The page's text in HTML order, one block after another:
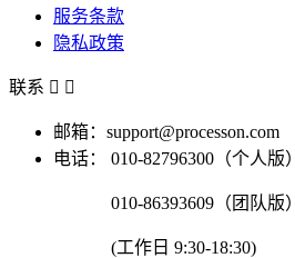
服务条款
隐私政策
联系  
邮箱：support@processon.com
电话：
010-82796300（个人版）
010-86393609（团队版）
(工作日 9:30-18:30)